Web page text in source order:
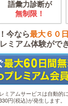
語彙力診断が
無制限！
今なら最大６０
ミアム体験がで
アムサービスは自動的
円(税込)が発生します。